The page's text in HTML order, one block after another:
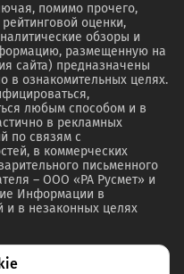
помимо прочего,
оценки,
обзоры и
размещенную на
сайта) предназначены
в ознакомительных целях.
любым способом и в
в рекламных
по связям с
в коммерческих
письменного
– ООО «РА Русмет» и
Информации в
и в незаконных целях